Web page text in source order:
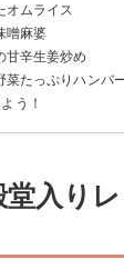
オムライス
噌麻婆
甘辛生姜炒め
菜たっぷりハンバ
う！
堂入り